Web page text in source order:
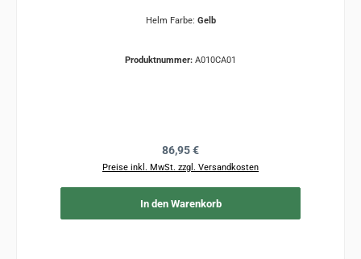
Helm Farbe: Gelb
Produktnummer: A010CA01
Regulärer Preis:
86,95 €
Preise inkl. MwSt. zzgl. Versandkosten
In den Warenkorb